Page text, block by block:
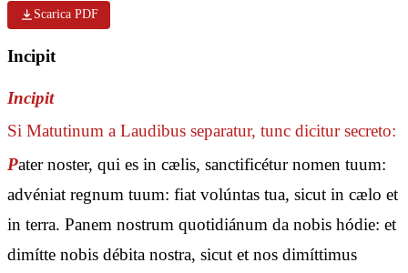
Scarica PDF
Incipit
Incipit
Si Matutinum a Laudibus separatur, tunc dicitur secreto:
Pater noster, qui es in cælis, sanctificétur nomen tuum:
advéniat regnum tuum: fiat volúntas tua, sicut in cælo et
in terra. Panem nostrum quotidiánum da nobis hódie: et
dimítte nobis débita nostra, sicut et nos dimíttimus